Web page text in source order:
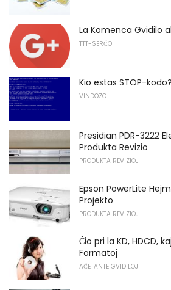
La Komenca Gvidilo
TTT-SERĈO
Kio estas STOP-kodo?
VINDOZO
Presidian PDR-3222
Produkta Revizio
PRODUKTA REVIZIOJ
Epson PowerLite
Projekto
PRODUKTA REVIZIOJ
Ĉio pri la KD, HDCD,
Formatoj
AĈETANTE GVIDILOJ